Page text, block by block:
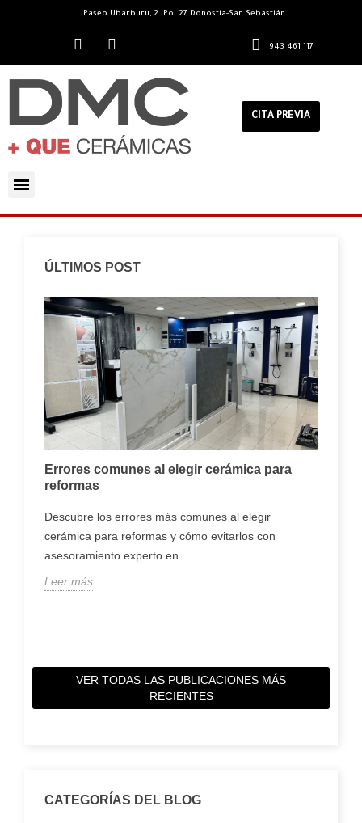
Paseo Ubarburu, 2. Pol.27 Donostia-San Sebastián
943 461 117
CITA PREVIA
ÚLTIMOS POST
Errores comunes al elegir cerámica para
reformas
Descubre los errores más comunes al elegir
cerámica para reformas y cómo evitarlos con
asesoramiento experto en...
Leer más
VER TODAS LAS PUBLICACIONES MÁS
RECIENTES
CATEGORÍAS DEL BLOG